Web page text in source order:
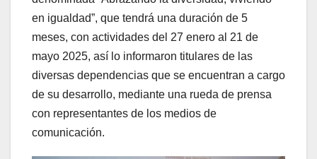
en igualdad”, que tendrá una duración de 5
meses, con actividades del 27 enero al 21 de
mayo 2025, así lo informaron titulares de las
diversas dependencias que se encuentran a cargo
de su desarrollo, mediante una rueda de prensa
con representantes de los medios de
comunicación.